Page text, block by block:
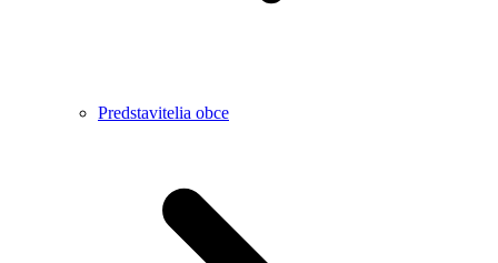
Predstavitelia obce